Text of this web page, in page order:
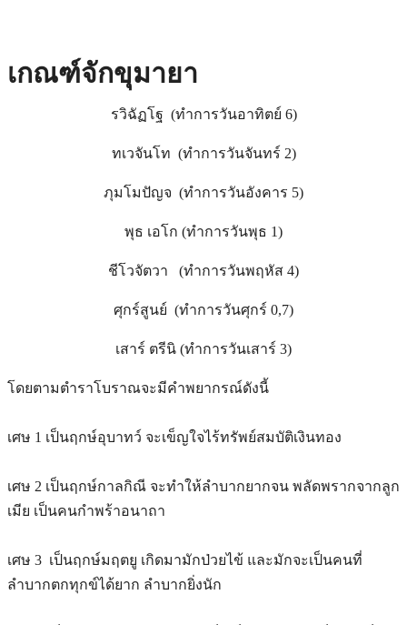
เกณฑ์จักขุมายา
รวิฉัฏโฐ (ทำการวันอาทิตย์ 6)
ทเวจันโท (ทำการวันจันทร์ 2)
ภุมโมปัญจ (ทำการวันอังคาร 5)
พุธ เอโก (ทำการวันพุธ 1)
ชีโวจัตวา (ทำการวันพฤหัส 4)
ศุกร์สูนย์ (ทำการวันศุกร์ 0,7)
เสาร์ ตรีนิ (ทำการวันเสาร์ 3)
โดยตามตำราโบราณจะมีคำพยากรณ์ดังนี้
เศษ 1 เป็นฤกษ์อุบาทว์ จะเข็ญใจไร้ทรัพย์สมบัติเงินทอง
เศษ 2 เป็นฤกษ์กาลกิณี จะทำให้ลำบากยากจน พลัดพรากจากลูก
เมีย เป็นคนกำพร้าอนาถา
เศษ 3 เป็นฤกษ์มฤตยู เกิดมามักป่วยไข้ และมักจะเป็นคนที่
ลำบากตกทุกข์ได้ยาก ลำบากยิ่งนัก